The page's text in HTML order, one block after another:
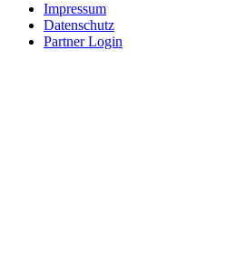
Impressum
Datenschutz
Partner Login